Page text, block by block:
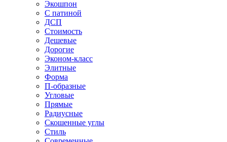
Экошпон
С патиной
ДСП
Стоимость
Дешевые
Дорогие
Эконом-класс
Элитные
Форма
П-образные
Угловые
Прямые
Радиусные
Скошенные углы
Стиль